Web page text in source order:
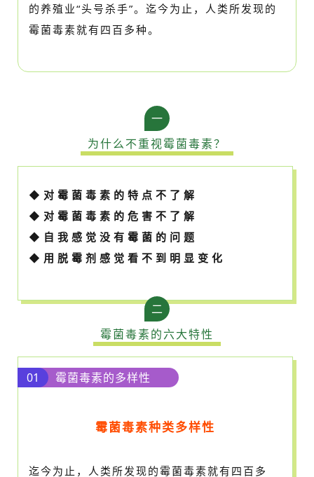
的养殖业“头号杀手”。迄今为止，人类所发现的
霉菌毒素就有四百多种。
一
为什么不重视霉菌毒素？
◆对霉菌毒素的特点不了解
◆对霉菌毒素的危害不了解
◆自我感觉没有霉菌的问题
◆用脱霉剂感觉看不到明显变化
二
霉菌毒素的六大特性
01 霉菌毒素的多样性
霉菌毒素种类多样性
迄今为止，人类所发现的霉菌毒素就有四百多